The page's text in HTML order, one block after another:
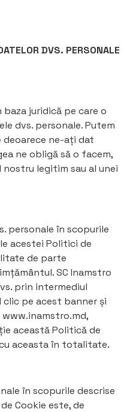
DVS. PERSONALE
juridică pe care o
dvs. personale. Putem
deoarece ne-ați dat
ne obligă să o facem,
legitim sau al unei
personale în scopurile
acestei Politici de
de parte
SC Inamstro
prin intermediul
clic pe acest banner și
această Politică de
aceasta în totalitate.
în scopurile descrise
Cookie este, de